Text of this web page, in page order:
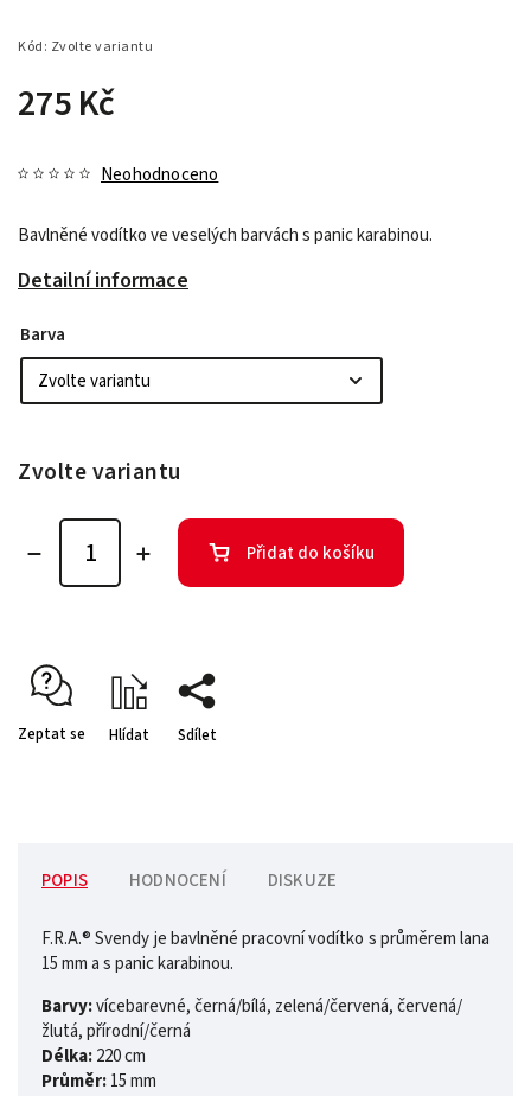
Kód: Zvolte variantu
275 Kč
Neohodnoceno
Bavlněné vodítko ve veselých barvách s panic karabinou.
Detailní informace
Barva
Zvolte variantu
Přidat do košíku
Zeptat se Hlídat Sdílet
POPIS HODNOCENÍ DISKUZE
F.R.A.® Svendy je bavlněné pracovní vodítko s průměrem lana
15 mm a s panic karabinou.
Barvy:vícebarevné, černá/bílá, zelená/červená, červená/
žlutá, přírodní/černá
Délka:220 cm
Průměr:15 mm